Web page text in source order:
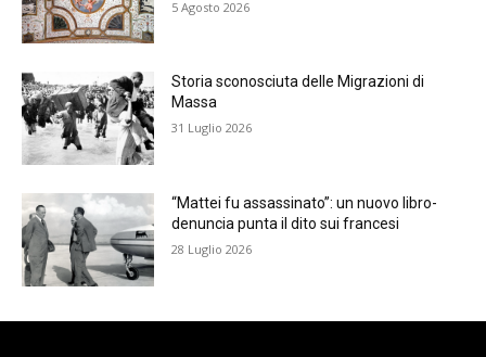
5 Agosto 2026
Storia sconosciuta delle Migrazioni di
Massa
31 Luglio 2026
“Mattei fu assassinato”: un nuovo libro-
denuncia punta il dito sui francesi
28 Luglio 2026